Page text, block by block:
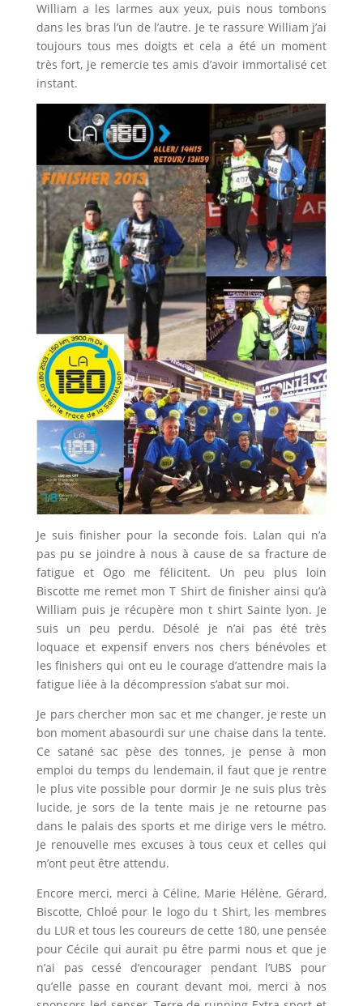
William a les larmes aux yeux, puis nous tombons
dans les bras l’un de l’autre. Je te rassure William j’ai
toujours tous mes doigts et cela a été un moment
très fort, je remercie tes amis d’avoir immortalisé cet
instant.
Je suis finisher pour la seconde fois. Lalan qui n’a
pas pu se joindre à nous à cause de sa fracture de
fatigue et Ogo me félicitent. Un peu plus loin
Biscotte me remet mon T Shirt de finisher ainsi qu’à
William puis je récupère mon t shirt Sainte lyon. Je
suis un peu perdu. Désolé je n’ai pas été très
loquace et expensif envers nos chers bénévoles et
les finishers qui ont eu le courage d’attendre mais la
fatigue liée à la décompression s’abat sur moi.
Je pars chercher mon sac et me changer, je reste un
bon moment abasourdi sur une chaise dans la tente.
Ce satané sac pèse des tonnes, je pense à mon
emploi du temps du lendemain, il faut que je rentre
le plus vite possible pour dormir Je ne suis plus très
lucide, je sors de la tente mais je ne retourne pas
dans le palais des sports et me dirige vers le métro.
Je renouvelle mes excuses à tous ceux et celles qui
m’ont peut être attendu.
Encore merci, merci à Céline, Marie Hélène, Gérard,
Biscotte, Chloé pour le logo du t Shirt, les membres
du LUR et tous les coureurs de cette 180, une pensée
pour Cécile qui aurait pu être parmi nous et que je
n’ai pas cessé d’encourager pendant l’UBS pour
qu’elle passe en courant devant moi, merci à nos